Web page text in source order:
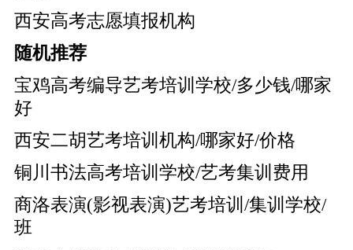
西安高考志愿填报机构
随机推荐
宝鸡高考编导艺考培训学校/多少钱/哪家
好
西安二胡艺考培训机构/哪家好/价格
铜川书法高考培训学校/艺考集训费用
商洛表演(影视表演)艺考培训/集训学校/
班